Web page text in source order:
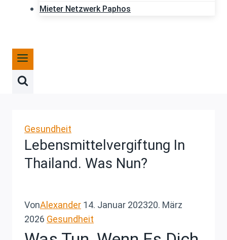
Mieter Netzwerk Paphos
Gesundheit
Lebensmittelvergiftung In
Thailand. Was Nun?
VonAlexander 14. Januar 202320. März
2026 Gesundheit